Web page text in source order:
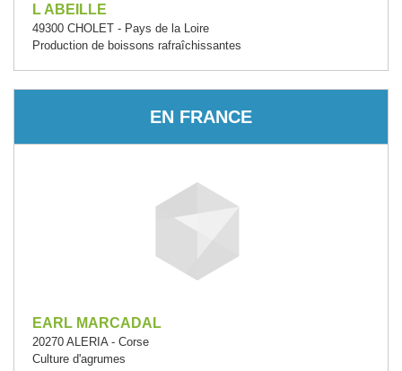
L ABEILLE
49300 CHOLET - Pays de la Loire
Production de boissons rafraîchissantes
EN FRANCE
EARL MARCADAL
20270 ALERIA - Corse
Culture d'agrumes